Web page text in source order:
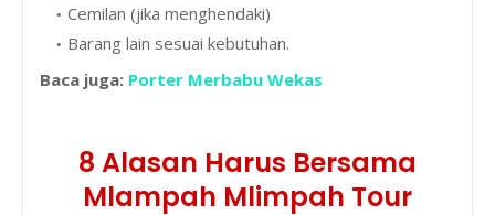
Cemilan (jika menghendaki)
Barang lain sesuai kebutuhan.
Baca juga: Porter Merbabu Wekas
8 Alasan Harus Bersama
Mlampah Mlimpah Tour